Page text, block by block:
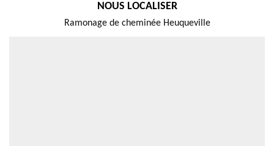
NOUS LOCALISER
Ramonage de cheminée Heuqueville